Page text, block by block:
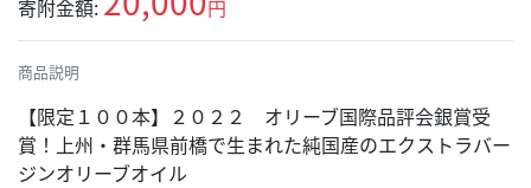
寄附金額: 円
商品説明
【限定１００本】２０２２ オリーブ国際品評会銀賞受
賞！上州・群馬県前橋で生まれた純国産のエクストラバー
ジンオリーブオイル